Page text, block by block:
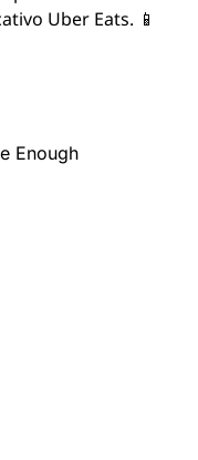
Uber Eats. 📱
Enough